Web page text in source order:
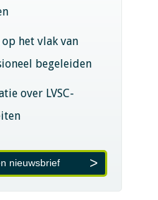
het vlak van
begeleiden
over LVSC-
nieuwsbrief